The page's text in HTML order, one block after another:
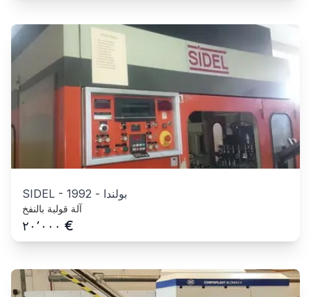
SIDEL - 1992 - بولندا
آلة قولبة بالنفخ
٢٠٬٠٠٠ €